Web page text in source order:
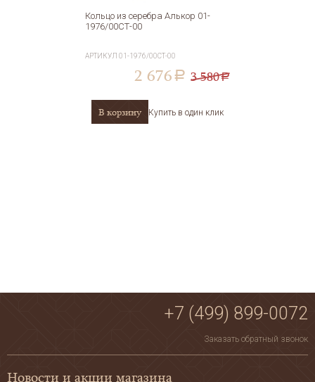
Кольцо из серебра Алькор 01-
1976/00СТ-00
АРТИКУЛ01-1976/00СТ-00
2 676 a 3 580a
В корзину Купить в один клик
+7 (499) 899-0072
Заказать обратный звонок
Новости и акции магазина